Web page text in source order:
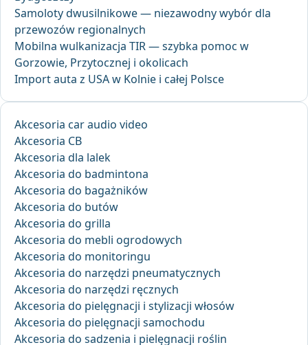
Samoloty dwusilnikowe — niezawodny wybór dla
przewozów regionalnych
Mobilna wulkanizacja TIR — szybka pomoc w
Gorzowie, Przytocznej i okolicach
Import auta z USA w Kolnie i całej Polsce
Akcesoria car audio video
Akcesoria CB
Akcesoria dla lalek
Akcesoria do badmintona
Akcesoria do bagażników
Akcesoria do butów
Akcesoria do grilla
Akcesoria do mebli ogrodowych
Akcesoria do monitoringu
Akcesoria do narzędzi pneumatycznych
Akcesoria do narzędzi ręcznych
Akcesoria do pielęgnacji i stylizacji włosów
Akcesoria do pielęgnacji samochodu
Akcesoria do sadzenia i pielęgnacji roślin